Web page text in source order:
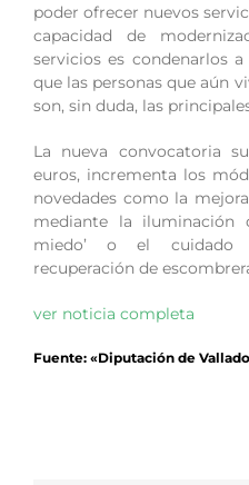
poder ofrecer nuevos
capacidad de
servicios es condenarlos
que las personas que aún
son, sin duda, las
La nueva convocatoria
euros, incrementa los
novedades como la
mediante la iluminación
miedo’ o el cuidado
recuperación de
ver noticia completa
Fuente: «Diputación de